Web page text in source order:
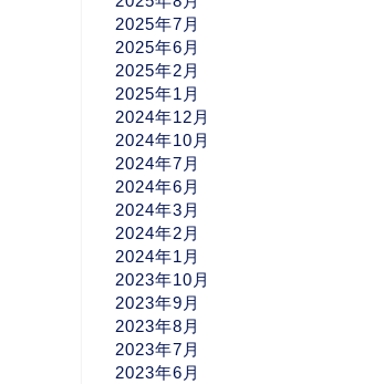
2025年7月
2025年6月
2025年2月
2025年1月
2024年12月
2024年10月
2024年7月
2024年6月
2024年3月
2024年2月
2024年1月
2023年10月
2023年9月
2023年8月
2023年7月
2023年6月